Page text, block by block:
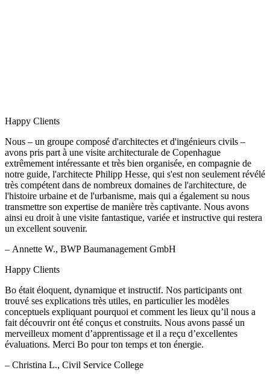
Happy Clients
Nous – un groupe composé d'architectes et d'ingénieurs civils –
avons pris part à une visite architecturale de Copenhague
extrêmement intéressante et très bien organisée, en compagnie de
notre guide, l'architecte Philipp Hesse, qui s'est non seulement révélé
très compétent dans de nombreux domaines de l'architecture, de
l'histoire urbaine et de l'urbanisme, mais qui a également su nous
transmettre son expertise de manière très captivante. Nous avons
ainsi eu droit à une visite fantastique, variée et instructive qui restera
un excellent souvenir.
– Annette W., BWP Baumanagement GmbH
Happy Clients
Bo était éloquent, dynamique et instructif. Nos participants ont
trouvé ses explications très utiles, en particulier les modèles
conceptuels expliquant pourquoi et comment les lieux qu’il nous a
fait découvrir ont été conçus et construits. Nous avons passé un
merveilleux moment d’apprentissage et il a reçu d’excellentes
évaluations. Merci Bo pour ton temps et ton énergie.
– Christina L., Civil Service College